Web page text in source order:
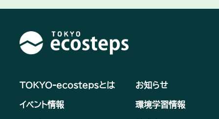
TOKYO-ecostepsとは お知らせ
イベント情報 環境学習情報